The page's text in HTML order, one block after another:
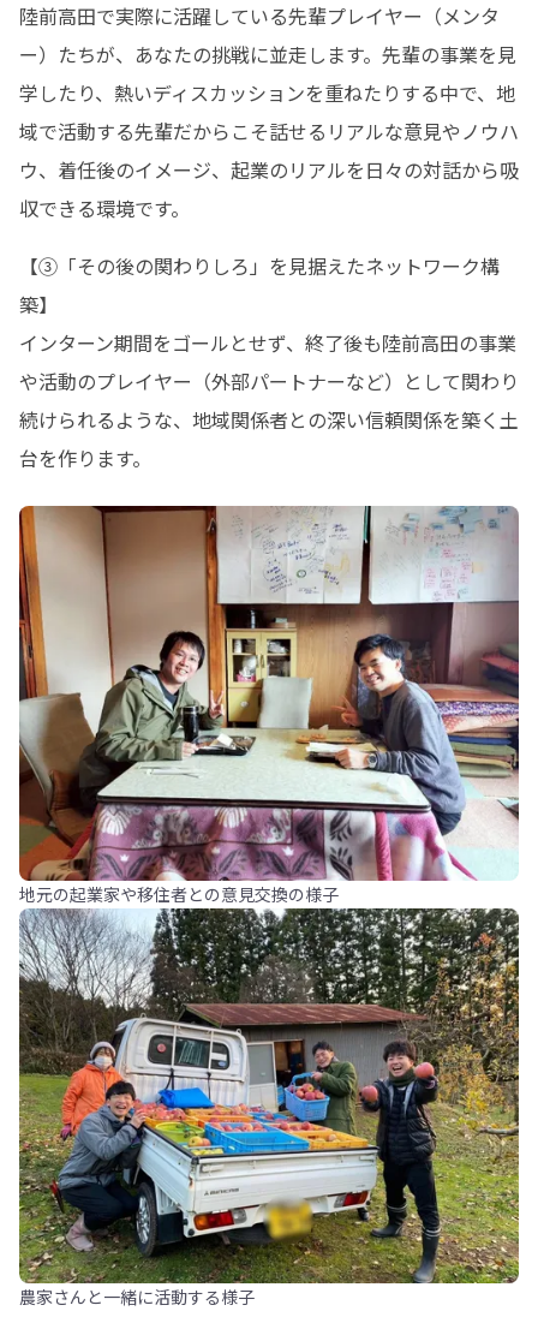
陸前高田で実際に活躍している先輩プレイヤー（メンタ
ー）たちが、あなたの挑戦に並走します。先輩の事業を見
学したり、熱いディスカッションを重ねたりする中で、地
域で活動する先輩だからこそ話せるリアルな意見やノウハ
ウ、着任後のイメージ、起業のリアルを日々の対話から吸
収できる環境です。
【③「その後の関わりしろ」を見据えたネットワーク構
築】
インターン期間をゴールとせず、終了後も陸前高田の事業
や活動のプレイヤー（外部パートナーなど）として関わり
続けられるような、地域関係者との深い信頼関係を築く土
台を作ります。
地元の起業家や移住者との意見交換の様子
農家さんと一緒に活動する様子